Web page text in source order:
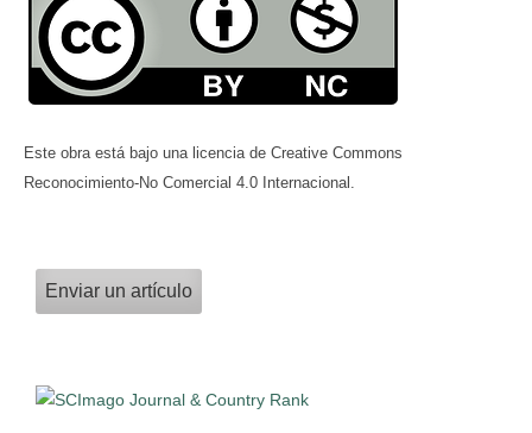
Este obra está bajo una licencia de Creative Commons
Reconocimiento-No Comercial 4.0 Internacional.
Enviar un artículo